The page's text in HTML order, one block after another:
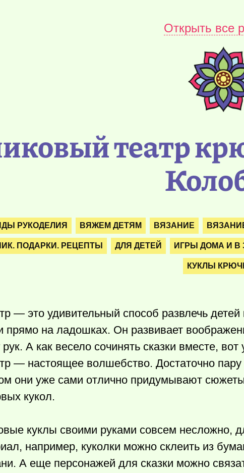
Открыть все
театр
РУКОДЕЛИЯ ВЯЖЕМ ДЕТЯМ ВЯЗАНИЕ
ПОДАРКИ. РЕЦЕПТЫ ДЛЯ ДЕТЕЙ ИГРЫ ДОМА И
КУКЛЫ
— это удивительный способ развлечь
прямо на ладошках. Он развивает
А как весело сочинять сказки вместе,
— настоящее волшебство. Достаточно
они уже сами отлично придумывают
кукол.
куклы своими руками совсем несложно,
например, куколки можно склеить из
А еще персонажей для сказки можно